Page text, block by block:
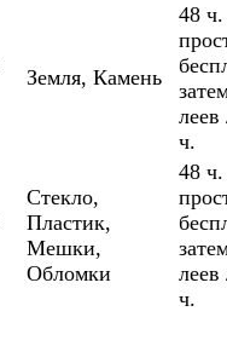
Земля, Камень
48 ч.
леев
ч.
Стекло,
Пластик,
Мешки,
Обломки
48 ч.
леев
ч.